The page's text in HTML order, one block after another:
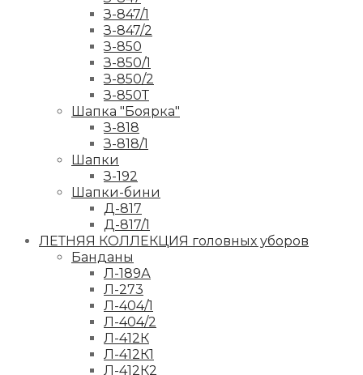
З-847/1
З-847/2
З-850
З-850/1
З-850/2
З-850Т
Шапка "Боярка"
З-818
З-818/1
Шапки
З-192
Шапки-бини
Д-817
Д-817/1
ЛЕТНЯЯ КОЛЛЕКЦИЯ головных уборов
Банданы
Л-189А
Л-273
Л-404/1
Л-404/2
Л-412К
Л-412К1
Л-412К2